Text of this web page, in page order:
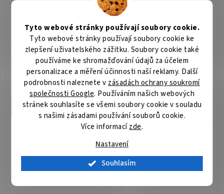
Tyto webové stránky používají soubory cookie.
Tyto webové stránky používají soubory cookie ke
zlepšení uživatelského zážitku. Soubory cookie také
používáme ke shromažďování údajů za účelem
personalizace a měření účinnosti naší reklamy. Další
podrobnosti naleznete v zásadách ochrany soukromí
společnosti Google. Používáním našich webových
stránek souhlasíte se všemi soubory cookie v souladu
s našimi zásadami používání souborů cookie.
Více informacízde.
Nastavení
Souhlasím
Delphin TOXER / fluo
zelená 0,18mm 9,5kg 80m
Skladem(>5 ks)
284 Kč / ks
Do košíku
Delphin MAESTRO / fluo
zelená 0,15mm 9,0kg
150m
Skladem(>5 ks)
782 Kč / ks
Do košíku